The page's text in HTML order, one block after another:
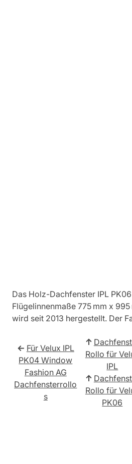
Das Holz-Dachfenster IPL
Flügelinnenmaße 775 mm x
wird seit 2013 hergestellt. Der
← Für Velux IPL
PK04 Window
Fashion AG
Dachfensterrollo
s
↑
Rollo für
IPL
↑
Rollo für
PK06